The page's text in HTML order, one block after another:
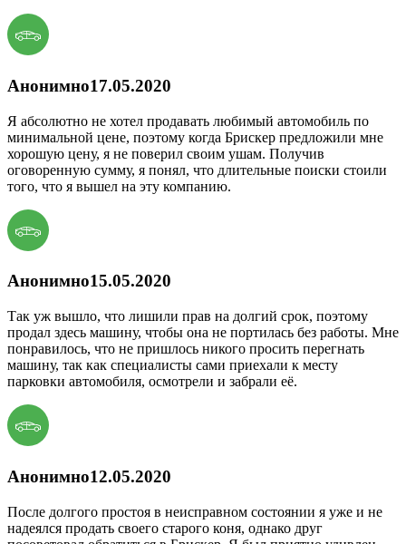
Анонимно17.05.2020
Я абсолютно не хотел продавать любимый автомобиль по
минимальной цене, поэтому когда Брискер предложили мне
хорошую цену, я не поверил своим ушам. Получив
оговоренную сумму, я понял, что длительные поиски стоили
того, что я вышел на эту компанию.
Анонимно15.05.2020
Так уж вышло, что лишили прав на долгий срок, поэтому
продал здесь машину, чтобы она не портилась без работы. Мне
понравилось, что не пришлось никого просить перегнать
машину, так как специалисты сами приехали к месту
парковки автомобиля, осмотрели и забрали её.
Анонимно12.05.2020
После долгого простоя в неисправном состоянии я уже и не
надеялся продать своего старого коня, однако друг